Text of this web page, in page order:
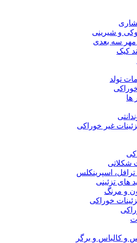
و شیرینی
مهر سه بعدی
کیک
تولد
ها
غیر خوراکی
شکلاتی
ترافل، اسپرینکلس
های تزئینی
و مرنگ
خوراکی
و کالباس و برگر